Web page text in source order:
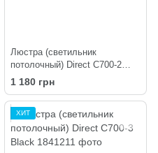
Люстра (светильник
потолочный) Direct C700-2
White
1 180 грн
ХИТ